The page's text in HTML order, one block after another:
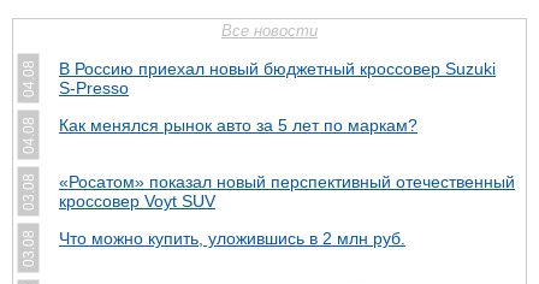
Все новости
04.08
В Россию приехал новый бюджетный кроссовер Suzuki
S-Presso
04.08 Как менялся рынок авто за 5 лет по маркам?
03.08
«Росатом» показал новый перспективный отечественный
кроссовер Voyt SUV
03.08 Что можно купить, уложившись в 2 млн руб.